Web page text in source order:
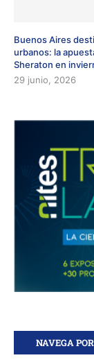
Buenos Aires
urbanos: la
Sheraton en
29 junio, 2026
NAVEGA